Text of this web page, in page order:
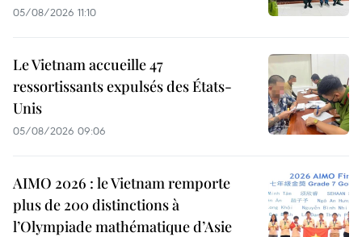
05/08/2026 11:10
Le Vietnam accueille 47
ressortissants expulsés des États-
Unis
05/08/2026 09:06
AIMO 2026 : le Vietnam remporte
plus de 200 distinctions à
l’Olympiade mathématique d’Asie